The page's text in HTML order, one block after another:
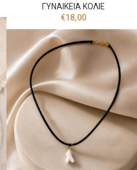
ΓΥΝΑΙΚΕΙΑ ΚΟΛΙΕ
€18,00